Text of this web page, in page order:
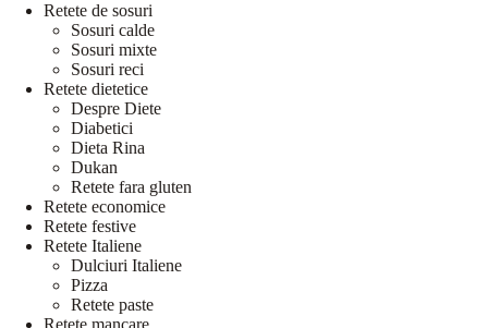
Retete de sosuri
Sosuri calde
Sosuri mixte
Sosuri reci
Retete dietetice
Despre Diete
Diabetici
Dieta Rina
Dukan
Retete fara gluten
Retete economice
Retete festive
Retete Italiene
Dulciuri Italiene
Pizza
Retete paste
Retete mancare